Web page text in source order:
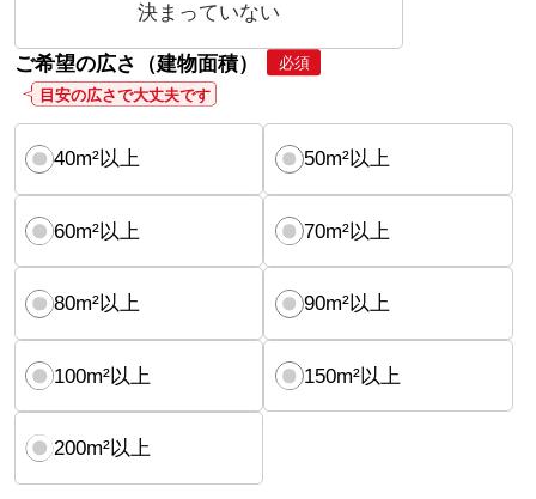
決まっていない
ご希望の広さ（建物面積）
必須
目安の広さで大丈夫です
40m²以上 50m²以上
60m²以上 70m²以上
80m²以上 90m²以上
100m²以上 150m²以上
200m²以上